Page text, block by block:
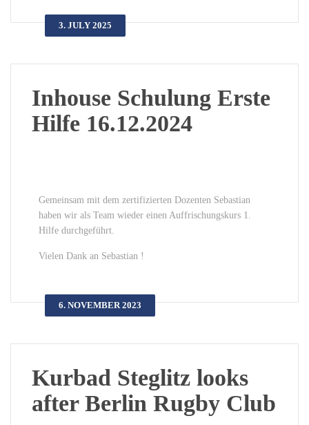
3. JULY 2025
Inhouse Schulung Erste
Hilfe 16.12.2024
Gemeinsam mit dem zertifizierten Dozenten Sebastian
haben wir als Team wieder einen Auffrischungskurs 1.
Hilfe durchgeführt.
Vielen Dank an Sebastian !
6. NOVEMBER 2023
Kurbad Steglitz looks
after Berlin Rugby Club